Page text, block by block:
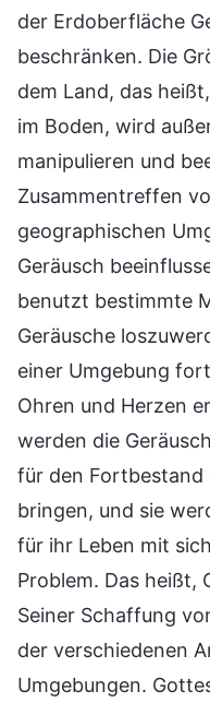
der Erdoberfläche
beschränken. Die
dem Land, das
im Boden, wird
manipulieren und
Zusammentreffen
geographischen
Geräusch
benutzt bestimmte
Geräusche
einer Umgebung
Ohren und Herzen
werden die
für den Fortbestand
bringen, und sie
für ihr Leben mit
Problem. Das heißt,
Seiner Schaffung
der verschiedenen
Umgebungen.